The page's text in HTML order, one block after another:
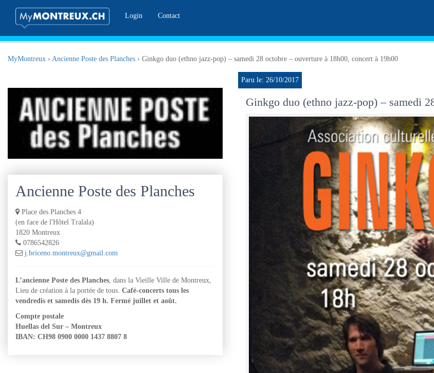
Login
Contact
MyMontreux › Ancienne Poste des Planches › Ginkgo duo (ethno jazz-pop) – samedi 28 octobre – ouverture à 18h00, concert à 19h00
Ancienne Poste des Planches
Place des Planches 4
(en face de l'Hôtel Tralala)
1820 Montreux
0786542826
j.briceno.montreux@gmail.com
L’ancienne Poste des Planches, dans la Vieille Ville de Montreux,
Lieu de création à la portée de tous. Café-concerts tous les
vendredis et samedis dès 19 h. Fermé juillet et août.
Compte postale
Huellas del Sur – Montreux
IBAN: CH98 0900 0000 1437 8807 8
Paru le: 26/10/2017
Ginkgo duo (ethno jazz-pop) – samedi